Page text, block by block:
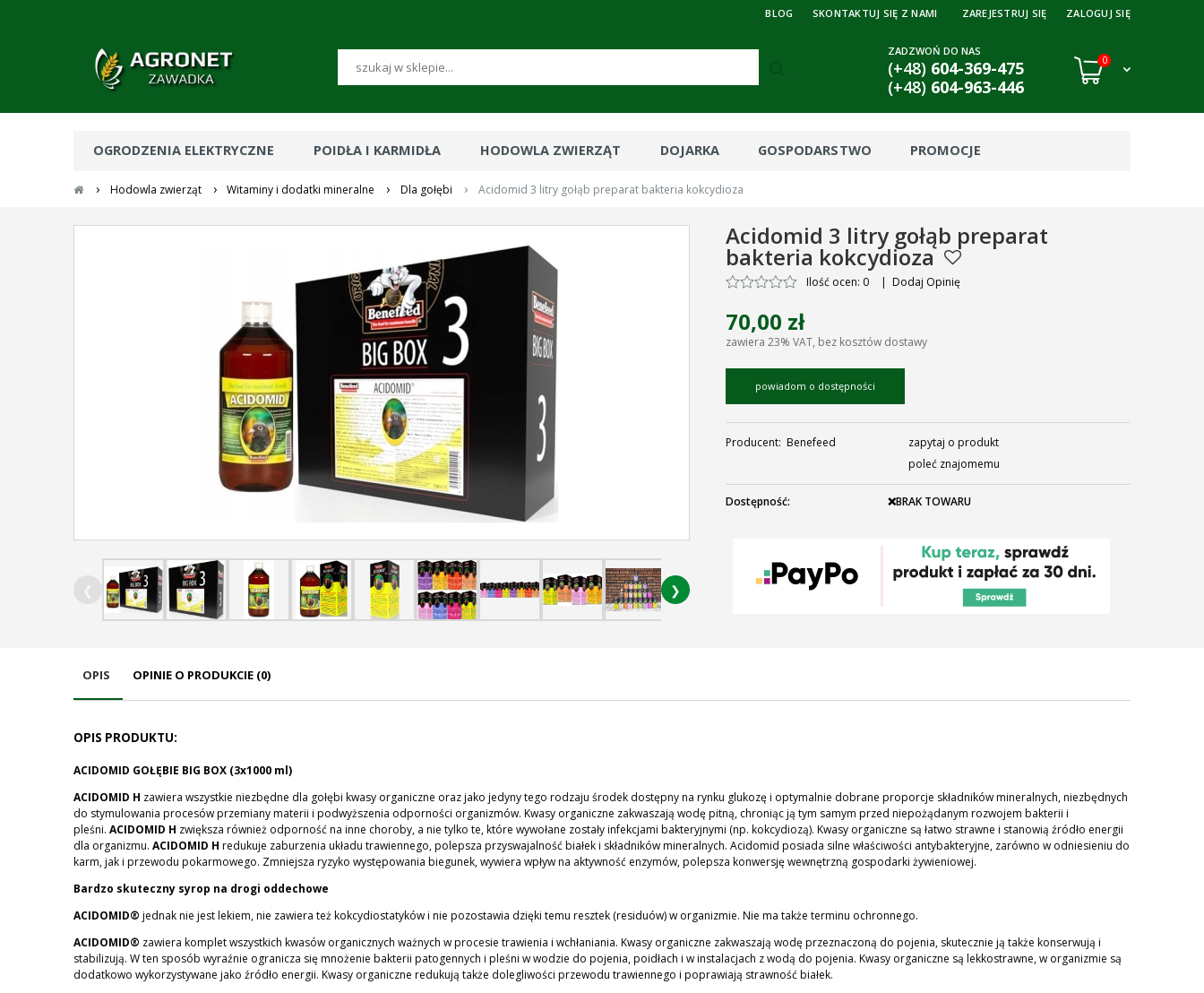
ZAREJESTRUJ SIĘ ZALOGUJ SIĘ
BLOG SKONTAKTUJ SIĘ Z NAMI
ZADZWOŃ DO NAS
(+48)604-369-475
(+48) 604-963-446
0
OGRODZENIA ELEKTRYCZNE POIDŁA I KARMIDŁA HODOWLA ZWIERZĄT DOJARKA GOSPODARSTWO PROMOCJE
› Hodowla zwierząt › Witaminy i dodatki mineralne › Dla gołębi › Acidomid 3 litry gołąb preparat bakteria kokcydioza
❮ ❯
Acidomid 3 litry gołąb preparat
bakteria kokcydioza
Ilość ocen: 0 | Dodaj Opinię
70,00 zł
zawiera 23% VAT, bez kosztów dostawy
powiadom o dostępności
Producent: Benefeed
zapytaj o produkt
poleć znajomemu
Dostępność: ❌BRAK TOWARU
OPIS OPINIE O PRODUKCIE (0)
OPIS PRODUKTU:
ACIDOMID GOŁĘBIE BIG BOX (3x1000 ml)
ACIDOMID H zawiera wszystkie niezbędne dla gołębi kwasy organiczne oraz jako jedyny tego rodzaju środek dostępny na rynku glukozę i optymalnie dobrane proporcje składników mineralnych, niezbędnych
do stymulowania procesów przemiany materii i podwyższenia odporności organizmów. Kwasy organiczne zakwaszają wodę pitną, chroniąc ją tym samym przed niepożądanym rozwojem bakterii i
pleśni. ACIDOMID H zwiększa również odporność na inne choroby, a nie tylko te, które wywołane zostały infekcjami bakteryjnymi (np. kokcydiozą). Kwasy organiczne są łatwo strawne i stanowią źródło energii
dla organizmu. ACIDOMID H redukuje zaburzenia układu trawiennego, polepsza przyswajalność białek i składników mineralnych. Acidomid posiada silne właściwości antybakteryjne, zarówno w odniesieniu do
karm, jak i przewodu pokarmowego. Zmniejsza ryzyko występowania biegunek, wywiera wpływ na aktywność enzymów, polepsza konwersję wewnętrzną gospodarki żywieniowej.
Bardzo skuteczny syrop na drogi oddechowe
ACIDOMID® jednak nie jest lekiem, nie zawiera też kokcydiostatyków i nie pozostawia dzięki temu resztek (residuów) w organizmie. Nie ma także terminu ochronnego.
ACIDOMID® zawiera komplet wszystkich kwasów organicznych ważnych w procesie trawienia i wchłaniania. Kwasy organiczne zakwaszają wodę przeznaczoną do pojenia, skutecznie ją także konserwują i
stabilizują. W ten sposób wyraźnie ogranicza się mnożenie bakterii patogennych i pleśni w wodzie do pojenia, poidłach i w instalacjach z wodą do pojenia. Kwasy organiczne są lekkostrawne, w organizmie są
dodatkowo wykorzystywane jako źródło energii. Kwasy organiczne redukują także dolegliwości przewodu trawiennego i poprawiają strawność białek.